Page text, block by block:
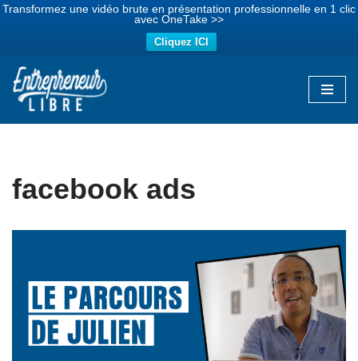
Transformez une vidéo brute en présentation professionnelle en 1 clic
avec OneTake >>
Cliquez ICI
Aller
facebook ads